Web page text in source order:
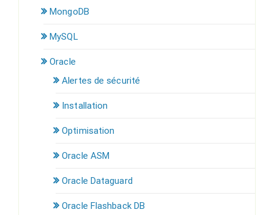
MongoDB
MySQL
Oracle
Alertes de sécurité
Installation
Optimisation
Oracle ASM
Oracle Dataguard
Oracle Flashback DB